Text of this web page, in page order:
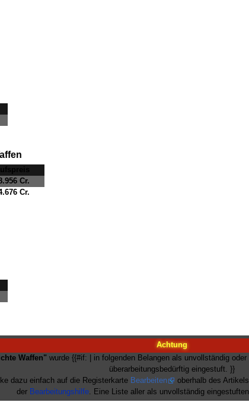
Cr.
Cr.
Achtung
Waffen" wurde {{#if: | in folgenden Belangen als unvollständig
überarbeitungsbedürftig eingestuft. }}
dazu einfach auf die Registerkarte Bearbeiten oberhalb des
der Bearbeitungshilfe. Eine Liste aller als unvollständig